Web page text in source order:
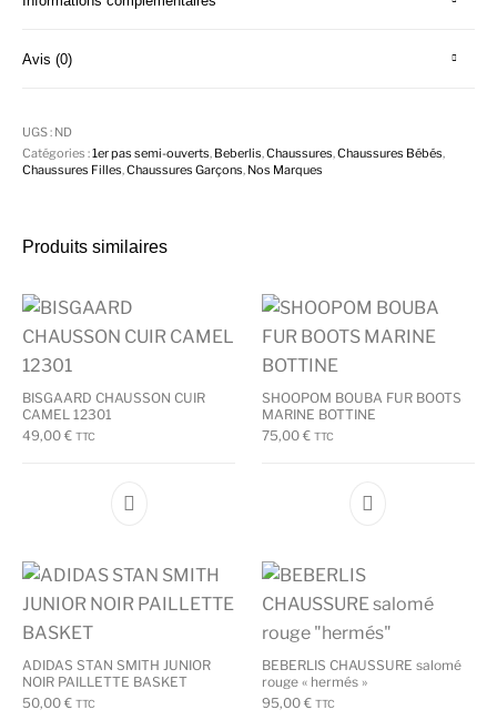
Avis (0)
UGS : ND
Catégories :1er pas semi-ouverts Beberlis ,Chaussures ,Chaussures Bébés
Chaussures Filles ,Chaussures Garçons Nos Marques
Produits similaires
BISGAARD CHAUSSON CUIR
CAMEL 12301
49,00€ TTC
Ce produit a plusieurs variations. Les
SHOOPOM BOUBA FUR BOOTS
MARINE BOTTINE
75,00 € TTC
Ce produit a
ADIDAS STAN SMITH JUNIOR
NOIR PAILLETTE BASKET
50,00€ TTC
BEBERLIS CHAUSSURE salomé
rouge « hermés »
95,00 € TTC